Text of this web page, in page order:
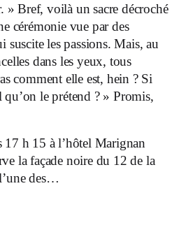
» Bref, voilà un sacre décroché
cérémonie vue par des
suscite les passions. Mais, au
dans les yeux, tous
comment elle est, hein ? Si
qu’on le prétend ? » Promis,
17 h 15 à l’hôtel Marignan
la façade noire du 12 de la
des…